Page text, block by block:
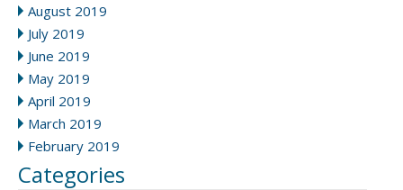
August 2019
July 2019
June 2019
May 2019
April 2019
March 2019
February 2019
Categories